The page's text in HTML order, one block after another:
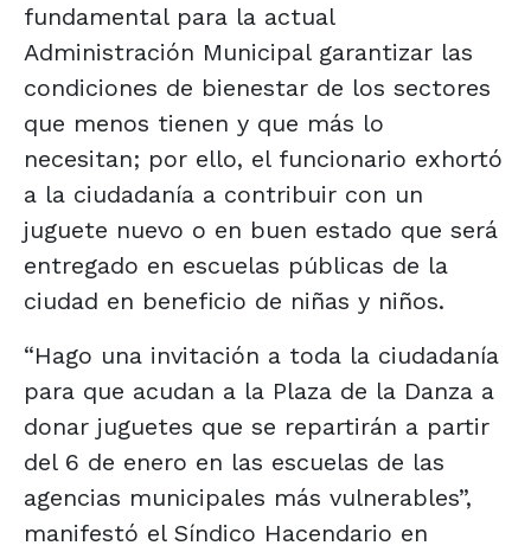
fundamental para la actual
Administración Municipal garantizar las
condiciones de bienestar de los sectores
que menos tienen y que más lo
necesitan; por ello, el funcionario exhortó
a la ciudadanía a contribuir con un
juguete nuevo o en buen estado que será
entregado en escuelas públicas de la
ciudad en beneficio de niñas y niños.
“Hago una invitación a toda la ciudadanía
para que acudan a la Plaza de la Danza a
donar juguetes que se repartirán a partir
del 6 de enero en las escuelas de las
agencias municipales más vulnerables”,
manifestó el Síndico Hacendario en